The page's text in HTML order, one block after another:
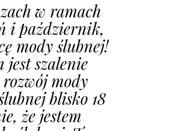
w ramach
i październik,
mody ślubnej!
jest szalenie
mody
blisko 18
że jestem